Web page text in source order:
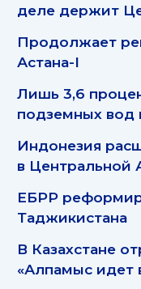
деле держит
Продолжает
Астана-I
Лишь 3,6
подземных вод
Индонезия
в Центральной
ЕБРР
Таджикистана
В Казахстане
«Алпамыс идет